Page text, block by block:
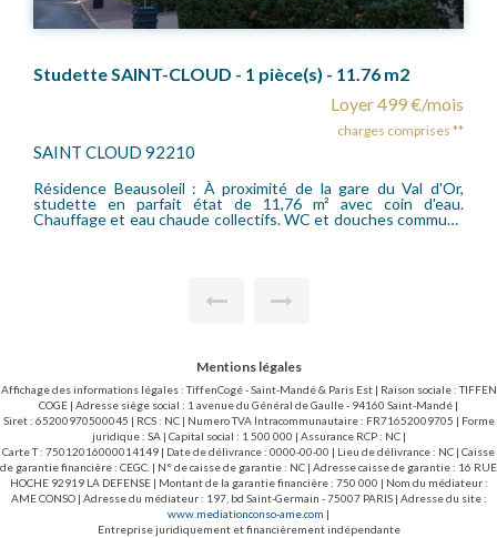
APPARTEMENT SAINT-CLOUD - 4 pièces- 106.78 m2
Loyer 2 298 €/mois
charges comprises **
SAINT CLOUD 92210
A deux pas de la gare SNCF de Saint-Cloud (accès La
Défense/Saint Lazare) et des commerces, appartement de
quatre pièces situé au 1er étage d'une résidence de standing.
bains avec wc et d"un wc séparé. Le chauffage est collectif !
Mentions légales
Affichage des informations légales : TiffenCogé - Saint-Mandé & Paris Est | Raison sociale : TIFFEN
COGE | Adresse siège social : 1 avenue du Général de Gaulle - 94160 Saint-Mandé |
Siret : 65200970500045 | RCS : NC | Numero TVA Intracommunautaire : FR71652009705 | Forme
juridique : SA | Capital social : 1 500 000 | Assurance RCP : NC |
Carte T : 75012016000014149 | Date de délivrance : 0000-00-00 | Lieu de délivrance : NC | Caisse
de garantie financière : CEGC. | N° de caisse de garantie : NC | Adresse caisse de garantie : 16 RUE
HOCHE 92919 LA DEFENSE | Montant de la garantie financière : 750 000 | Nom du médiateur :
AME CONSO | Adresse du médiateur : 197, bd Saint-Germain - 75007 PARIS | Adresse du site :
www.mediationconso-ame.com |
Entreprise juridiquement et financièrement indépendante